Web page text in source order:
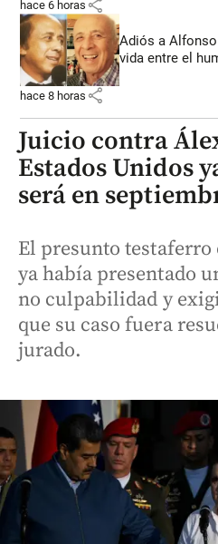
hace 6 horas share
Adiós a
vida entre el
hace 8 horas share
Juicio contra
Estados Unidos
será en
El presunto
ya había presentado
no culpabilidad y
que su caso fuera
jurado.